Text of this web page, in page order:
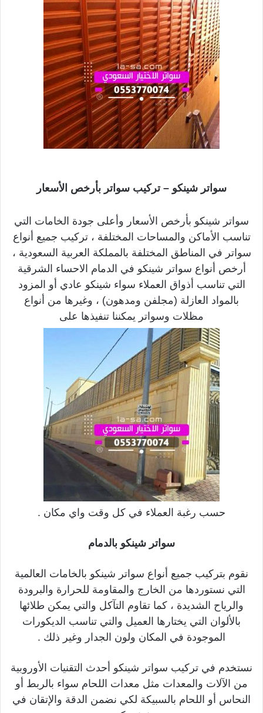
سواتر شينكو – تركيب سواتر بأرخص الأسعار
سواتر شينكو بأرخص الأسعار وأعلى جودة الخامات التي
تناسب الأماكن والمساحات المختلفة ، تركيب جميع أنواع
سواتر في المناطق المختلفة بالمملكة العربية السعودية ،
أرخص أنواع سواتر شينكو في الدمام الاحساء الشرقية
التي تناسب أذواق العملاء سواء شينكو عادي أو المزود
بالمواد العازلة (مجلفن ومدهون) ، وغيرها من أنواع
مظلات وسواتر يمكننا تنفيذها على
حسب رغبة العملاء في كل وقت واي مكان .
سواتر شينكو بالدمام
نقوم بتركيب جميع أنواع سواتر شينكو بالخامات العالمية
التي نستوردها من الخارج والمقاومة للحرارة والبرودة
والرياح الشديدة ، كما تقاوم التآكل والتي يمكن طلائها
بالألوان التي يختارها العميل والتي تناسب الديكورات
الموجودة في المكان ولون الجدار وغير ذلك .
نستخدم في تركيب سواتر شينكو أحدث التقنيات الأوروبية
من الآلات والمعدات مثل معدات اللحام سواء بالربط أو
النحاس أو اللحام بالسبيكة لكي نضمن الدقة والإتقان في